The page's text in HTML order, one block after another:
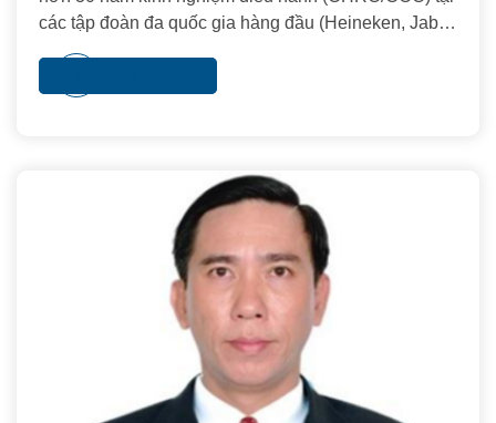
các tập đoàn đa quốc gia hàng đầu (Heineken, Jabil,
Tiki).